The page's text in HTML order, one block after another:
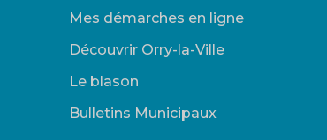
Mes démarches en ligne
Découvrir Orry-la-Ville
Le blason
Bulletins Municipaux